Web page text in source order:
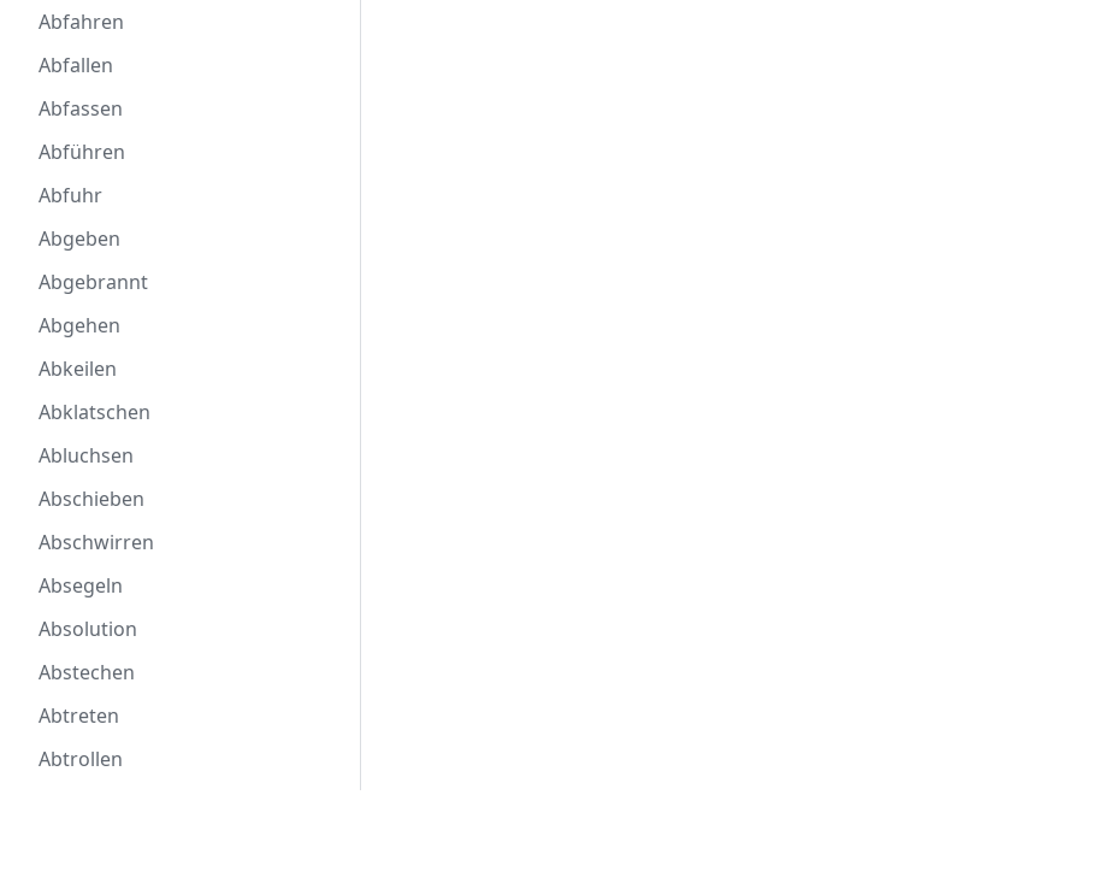
Abfahren
Abfallen
Abfassen
Abführen
Abfuhr
Abgeben
Abgebrannt
Abgehen
Abkeilen
Abklatschen
Abluchsen
Abschieben
Abschwirren
Absegeln
Absolution
Abstechen
Abtreten
Abtrollen